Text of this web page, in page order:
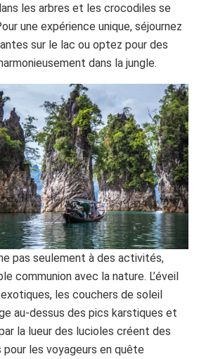
les arbres et les crocodiles se
une expérience unique, séjournez
sur le lac ou optez pour des
dans la jungle.
pas seulement à des activités,
communion avec la nature. L’éveil
les couchers de soleil
au-dessus des pics karstiques et
la lueur des lucioles créent des
pour les voyageurs en quête